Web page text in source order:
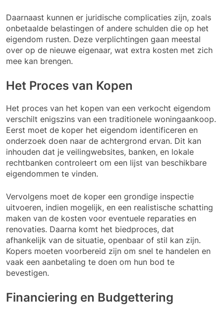
Daarnaast kunnen er juridische complicaties zijn, zoals
onbetaalde belastingen of andere schulden die op het
eigendom rusten. Deze verplichtingen gaan meestal
over op de nieuwe eigenaar, wat extra kosten met zich
mee kan brengen.
Het Proces van Kopen
Het proces van het kopen van een verkocht eigendom
verschilt enigszins van een traditionele woningaankoop.
Eerst moet de koper het eigendom identificeren en
onderzoek doen naar de achtergrond ervan. Dit kan
inhouden dat je veilingwebsites, banken, en lokale
rechtbanken controleert om een lijst van beschikbare
eigendommen te vinden.
Vervolgens moet de koper een grondige inspectie
uitvoeren, indien mogelijk, en een realistische schatting
maken van de kosten voor eventuele reparaties en
renovaties. Daarna komt het biedproces, dat
afhankelijk van de situatie, openbaar of stil kan zijn.
Kopers moeten voorbereid zijn om snel te handelen en
vaak een aanbetaling te doen om hun bod te
bevestigen.
Financiering en Budgettering